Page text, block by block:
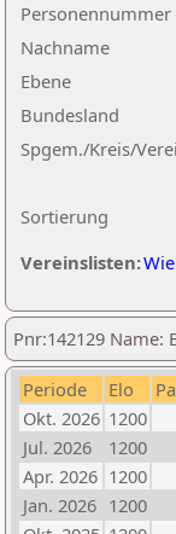
Nachname
Ebene
Sortierung
Personennummer
Bundesland
Spgem./Kreis/
Vereinslisten:
Pnr:142129 Name:
Periode Elo
Okt. 2026 1200
Jul. 2026
1200
Apr. 2026 1200
Jan. 2026 1200